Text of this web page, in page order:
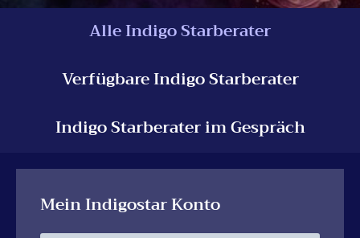
Alle Indigo Starberater
Verfügbare Indigo Starberater
Indigo Starberater im Gespräch
Mein Indigostar Konto